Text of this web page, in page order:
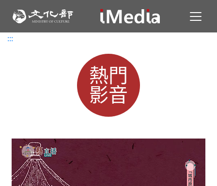
:::
:::
熱門
影音